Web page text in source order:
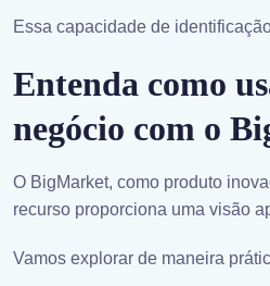
Essa capacidade de
Entenda como
negócio com o
O BigMarket, como produto
recurso proporciona uma visão
Vamos explorar de maneira